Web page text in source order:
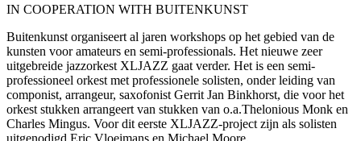
IN COOPERATION WITH BUITENKUNST
Buitenkunst organiseert al jaren workshops op het gebied van de
kunsten voor amateurs en semi-professionals. Het nieuwe zeer
uitgebreide jazzorkest XLJAZZ gaat verder. Het is een semi-
professioneel orkest met professionele solisten, onder leiding van
componist, arrangeur, saxofonist Gerrit Jan Binkhorst, die voor het
orkest stukken arrangeert van stukken van o.a.Thelonious Monk en
Charles Mingus. Voor dit eerste XLJAZZ-project zijn als solisten